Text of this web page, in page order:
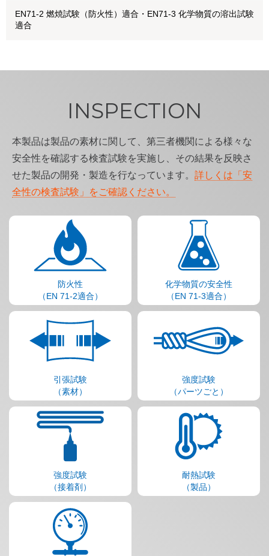
EN71-2 燃焼試験（防火性）適合・EN71-3 化学物質の溶出試験
適合
INSPECTION
本製品は製品の素材に関して、第三者機関による様々な
安全性を確認する検査試験を実施し、その結果を反映さ
せた製品の開発・製造を行なっています。 詳しくは「安
全性の検査試験」をご確認ください。
防火性
（EN 71-2適合）
化学物質の安全性
（EN 71-3適合）
引張試験
（素材）
強度試験
（パーツごと）
強度試験
（接着剤）
耐熱試験
（製品）